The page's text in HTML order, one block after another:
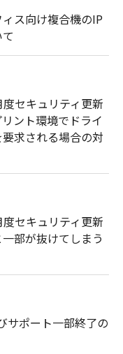
ス向け複合機のIP
セキュリティ更新
ント環境でドライ
求される場合の対
セキュリティ更新
部が抜けてしまう
サポート一部終了の